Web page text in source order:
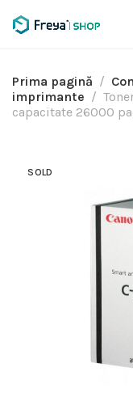
Prima pagină
imprimante
capacitate 26000
SOLD